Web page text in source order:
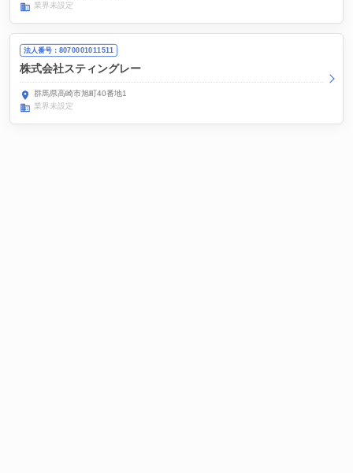
業界未設定
法人番号：8070001011511
株式会社スティングレー
群馬県高崎市旭町40番地1
業界未設定